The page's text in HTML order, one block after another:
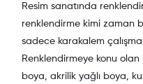
Resim sanatında
renklendirme kimi zaman
sadece karakalem
Renklendirmeye konu
boya, akrilik yağlı boya,